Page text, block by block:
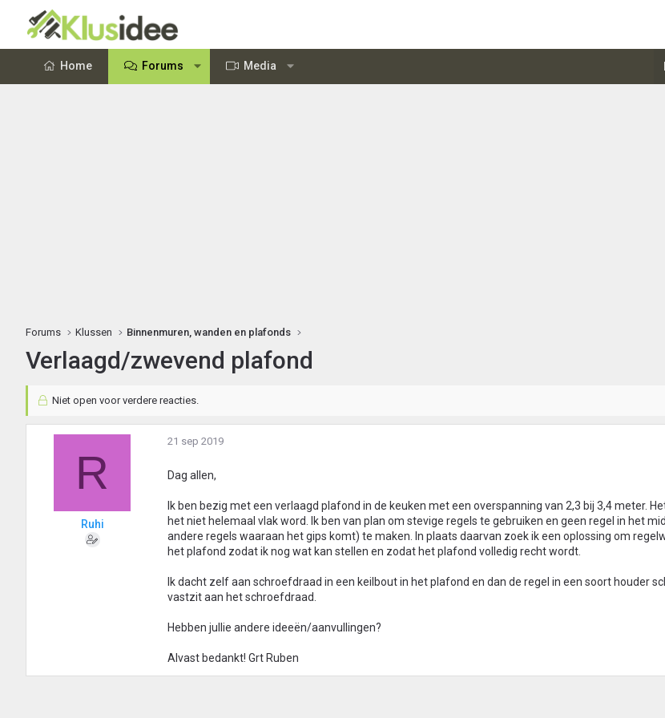
Home Forums Media
Forums Klussen Binnenmuren, wanden en plafonds
Verlaagd/zwevend plafond
Niet open voor verdere reacties.
R
Ruhi
21 sep 2019
Dag allen,
Ik ben bezig met een verlaagd plafond in de keuken met een overspanning van 2,3 bij 3,4 meter.
het niet helemaal vlak word. Ik ben van plan om stevige regels te gebruiken en geen regel in het
andere regels waaraan het gips komt) te maken. In plaats daarvan zoek ik een oplossing om
het plafond zodat ik nog wat kan stellen en zodat het plafond volledig recht wordt.
Ik dacht zelf aan schroefdraad in een keilbout in het plafond en dan de regel in een soort houder
vastzit aan het schroefdraad.
Hebben jullie andere ideeën/aanvullingen?
Alvast bedankt! Grt Ruben